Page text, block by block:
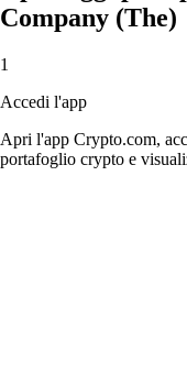
Company (The)
1
Accedi l'app
Apri l'app Crypto.com,
portafoglio crypto e